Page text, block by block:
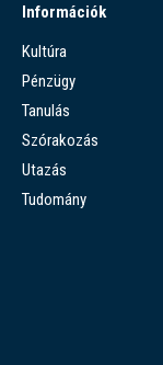
Információk
Kultúra
Pénzügy
Tanulás
Szórakozás
Utazás
Tudomány